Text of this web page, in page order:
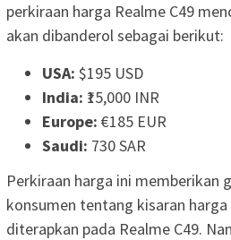
perkiraan harga Realme C49
akan dibanderol sebagai berikut:
USA: $195 USD
India: ₹15,000 INR
Europe: €185 EUR
Saudi: 730 SAR
Perkiraan harga ini memberikan
konsumen tentang kisaran
diterapkan pada Realme C49.